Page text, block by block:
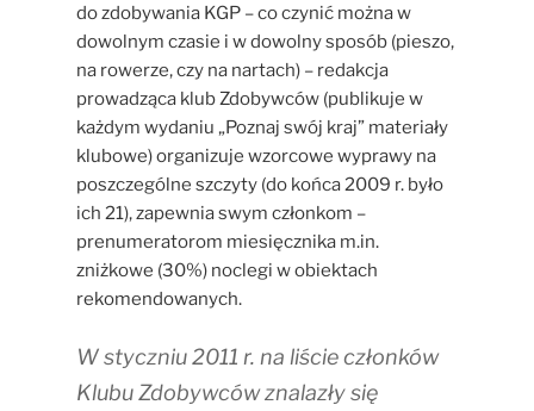
do zdobywania KGP – co czynić można w
dowolnym czasie i w dowolny sposób (pieszo,
na rowerze, czy na nartach) – redakcja
prowadząca klub Zdobywców (publikuje w
każdym wydaniu „Poznaj swój kraj” materiały
klubowe) organizuje wzorcowe wyprawy na
poszczególne szczyty (do końca 2009 r. było
ich 21), zapewnia swym członkom –
prenumeratorom miesięcznika m.in.
zniżkowe (30%) noclegi w obiektach
rekomendowanych.
W styczniu 2011 r. na liście członków
Klubu Zdobywców znalazły się